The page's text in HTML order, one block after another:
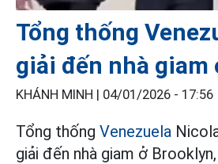
Tổng thống
giải đến nhà giam
KHÁNH MINH | 04/01/2026 - 17:56
Tổng thống Venezuela
giải đến nhà giam ở